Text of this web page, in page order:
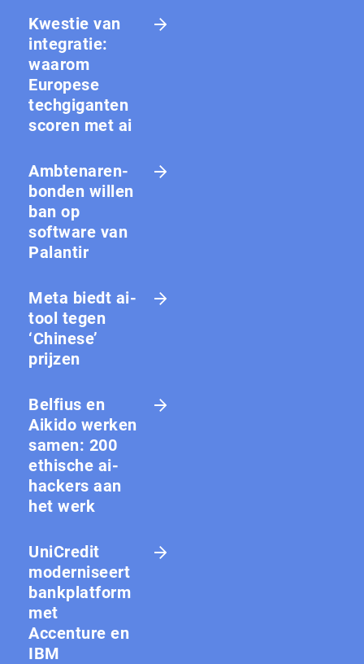
Kwestie van
integratie:
waarom
Europese
techgiganten
scoren met ai
Amb­te­na­ren­
bon­den willen
ban op
software van
Palantir
Meta biedt ai-
tool tegen
‘Chinese’
prijzen
Belfius en
Aikido werken
samen: 200
ethische ai-
hackers aan
het werk
UniCredit
moderniseert
bankplatform
met
Accenture en
IBM